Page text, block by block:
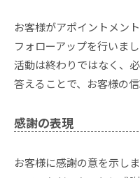
お客様がアポイントメン
フォローアップを行いま
活動は終わりではなく、
答えることで、お客様の
感謝の表現
お客様に感謝の意を示し